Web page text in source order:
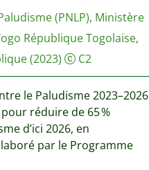
(PNLP), Ministère
République Togolaise,
(2023) C2
le Paludisme 2023–2026
réduire de 65 %
d’ici 2026, en
par le Programme